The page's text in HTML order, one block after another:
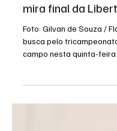
Nannetti cresce
mira final da
Foto: Gilvan de Souza /
jogo único pela
três partidas, o jovem